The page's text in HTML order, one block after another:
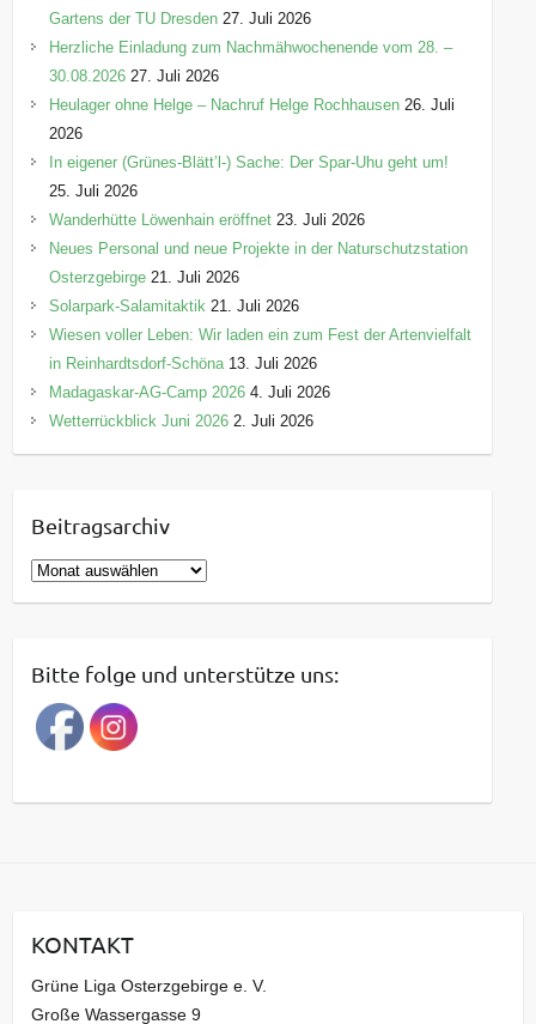
Gartens der TU Dresden 27. Juli 2026
Herzliche Einladung zum Nachmähwochenende vom 28. –
30.08.2026 27. Juli 2026
Heulager ohne Helge – Nachruf Helge Rochhausen 26. Juli
2026
In eigener (Grünes-Blätt’l-) Sache: Der Spar-Uhu geht um!
25. Juli 2026
Wanderhütte Löwenhain eröffnet 23. Juli 2026
Neues Personal und neue Projekte in der Naturschutzstation
Osterzgebirge 21. Juli 2026
Solarpark-Salamitaktik 21. Juli 2026
Wiesen voller Leben: Wir laden ein zum Fest der Artenvielfalt
in Reinhardtsdorf-Schöna 13. Juli 2026
Madagaskar-AG-Camp 2026 4. Juli 2026
Wetterrückblick Juni 2026 2. Juli 2026
Beitragsarchiv
B
e
r
a
g
a
v
Bitte folge und unterstütze uns:
KONTAKT
Grüne Liga Osterzgebirge e. V.
Große Wassergasse 9